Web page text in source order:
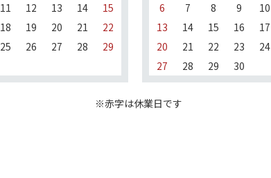
11 12 13 14
15
18 19 20 21
22
25 26 27 28
29
6
7 8 9 10
13
14 15 16 17
20
21 22 23 24
27
28 29 30
※赤字は休業日です